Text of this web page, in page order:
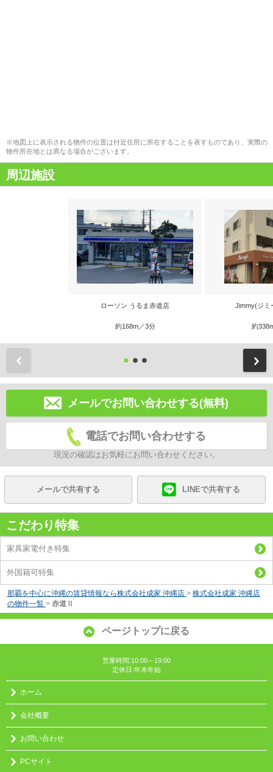
※地図上に表示される物件の位置は付近住所に所在することを表すものであり、実際の
物件所在地とは異なる場合がございます。
周辺施設
ローソン うるま赤道店
約168m／3分
Jimmy(ジミ
約
メールでお問い合わせする(無料)
電話でお問い合わせする
現況の確認はお気軽にお問い合わせください。
メールで共有する LINEで共有する
こだわり特集
家具家電付き特集
外国籍可特集
那覇を中心に沖縄の賃貸情報なら株式会社成家 沖縄店 > 株式会社成家 沖縄店
の物件一覧 > 赤道Ⅱ
ページトップに戻る
営業時間:10:00～19:00
定休日:年末年始
ホーム
会社概要
お問い合わせ
PCサイト